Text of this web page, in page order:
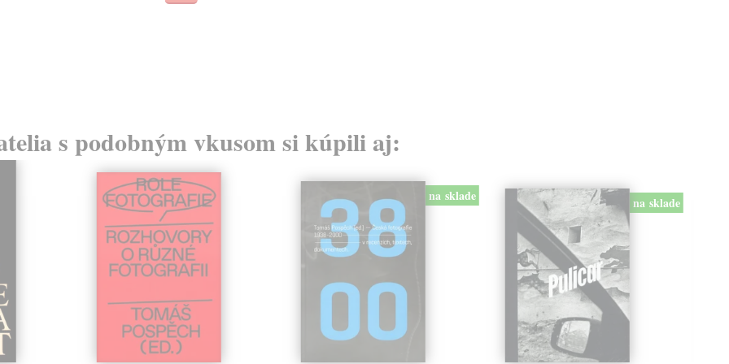
s podobným vkusom si kúpili aj:
na sklade na sklade